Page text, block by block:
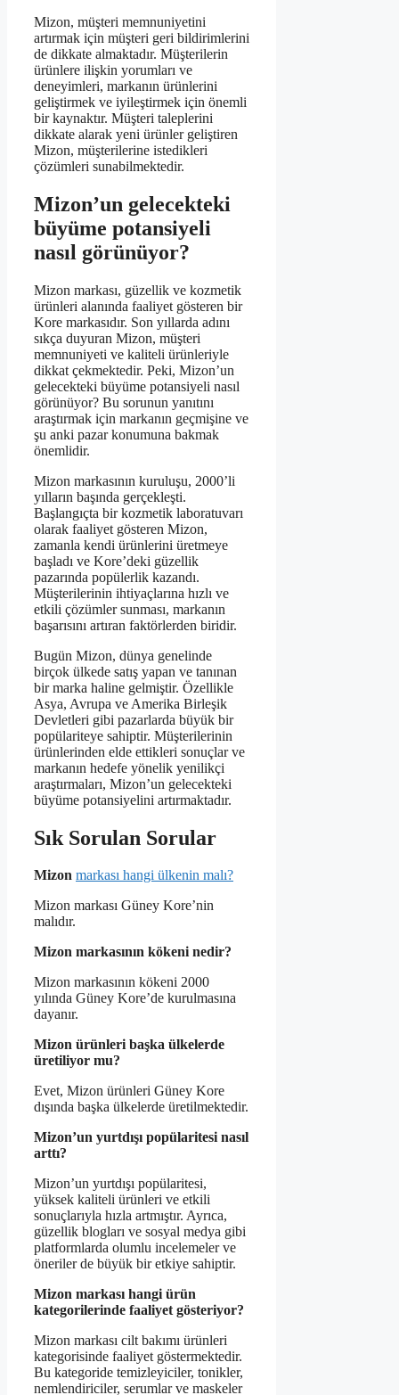
Mizon, müşteri memnuniyetini
artırmak için müşteri geri bildirimlerini
de dikkate almaktadır. Müşterilerin
ürünlere ilişkin yorumları ve
deneyimleri, markanın ürünlerini
geliştirmek ve iyileştirmek için önemli
bir kaynaktır. Müşteri taleplerini
dikkate alarak yeni ürünler geliştiren
Mizon, müşterilerine istedikleri
çözümleri sunabilmektedir.
Mizon’un gelecekteki
büyüme potansiyeli
nasıl görünüyor?
Mizon markası, güzellik ve kozmetik
ürünleri alanında faaliyet gösteren bir
Kore markasıdır. Son yıllarda adını
sıkça duyuran Mizon, müşteri
memnuniyeti ve kaliteli ürünleriyle
dikkat çekmektedir. Peki, Mizon’un
gelecekteki büyüme potansiyeli nasıl
görünüyor? Bu sorunun yanıtını
araştırmak için markanın geçmişine ve
şu anki pazar konumuna bakmak
önemlidir.
Mizon markasının kuruluşu, 2000’li
yılların başında gerçekleşti.
Başlangıçta bir kozmetik laboratuvarı
olarak faaliyet gösteren Mizon,
zamanla kendi ürünlerini üretmeye
başladı ve Kore’deki güzellik
pazarında popülerlik kazandı.
Müşterilerinin ihtiyaçlarına hızlı ve
etkili çözümler sunması, markanın
başarısını artıran faktörlerden biridir.
Bugün Mizon, dünya genelinde
birçok ülkede satış yapan ve tanınan
bir marka haline gelmiştir. Özellikle
Asya, Avrupa ve Amerika Birleşik
Devletleri gibi pazarlarda büyük bir
popülariteye sahiptir. Müşterilerinin
ürünlerinden elde ettikleri sonuçlar ve
markanın hedefe yönelik yenilikçi
araştırmaları, Mizon’un gelecekteki
büyüme potansiyelini artırmaktadır.
Sık Sorulan Sorular
Mizon markası hangi ülkenin malı?
Mizon markası Güney Kore’nin
malıdır.
Mizon markasının kökeni nedir?
Mizon markasının kökeni 2000
yılında Güney Kore’de kurulmasına
dayanır.
Mizon ürünleri başka ülkelerde
üretiliyor mu?
Evet, Mizon ürünleri Güney Kore
dışında başka ülkelerde üretilmektedir.
Mizon’un yurtdışı popülaritesi nasıl
arttı?
Mizon’un yurtdışı popülaritesi,
yüksek kaliteli ürünleri ve etkili
sonuçlarıyla hızla artmıştır. Ayrıca,
güzellik blogları ve sosyal medya gibi
platformlarda olumlu incelemeler ve
öneriler de büyük bir etkiye sahiptir.
Mizon markası hangi ürün
kategorilerinde faaliyet gösteriyor?
Mizon markası cilt bakımı ürünleri
kategorisinde faaliyet göstermektedir.
Bu kategoride temizleyiciler, tonikler,
nemlendiriciler, serumlar ve maskeler